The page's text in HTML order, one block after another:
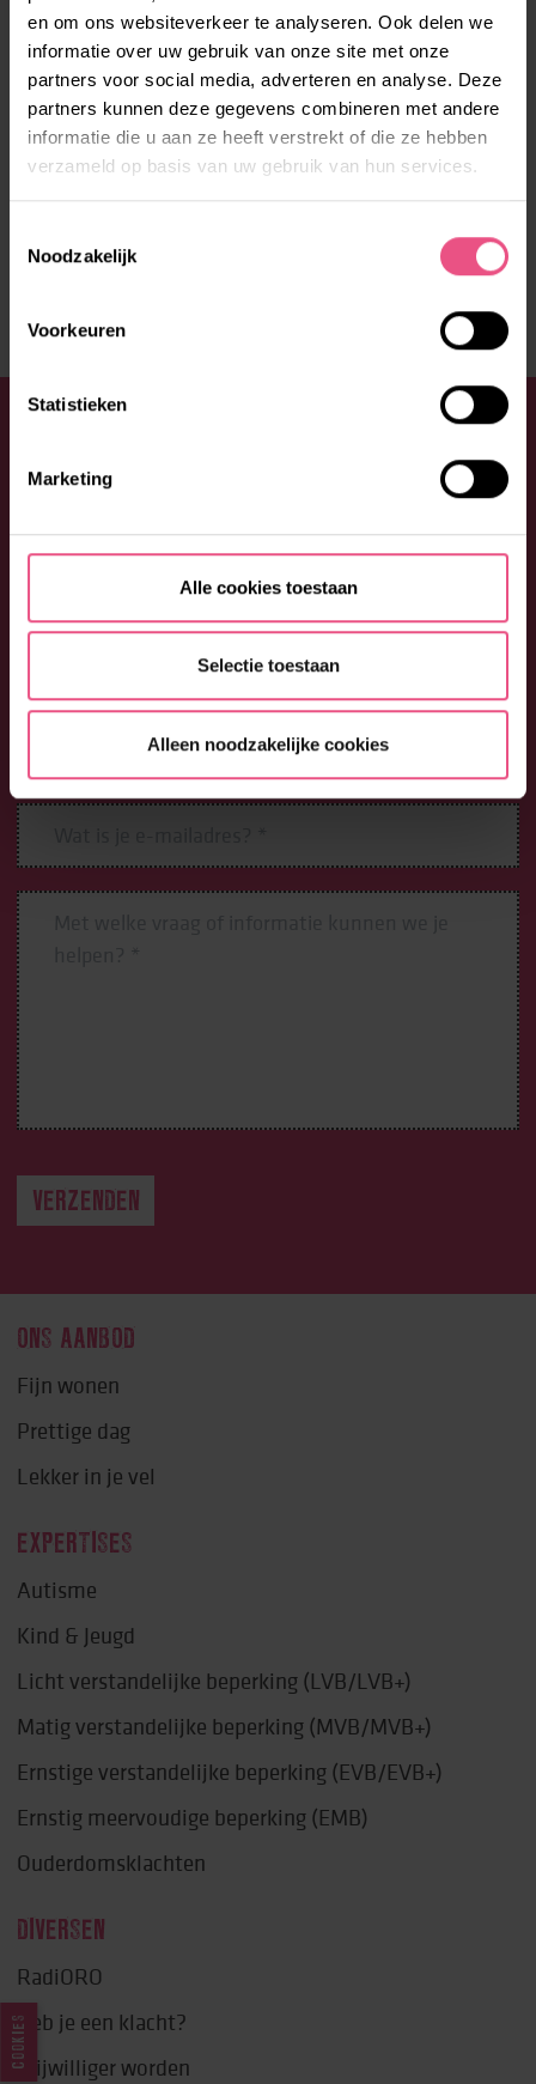
en om ons websiteverkeer te analyseren. Ook delen we
informatie over uw gebruik van onze site met onze
partners voor social media, adverteren en analyse. Deze
partners kunnen deze gegevens combineren met andere
informatie die u aan ze heeft verstrekt of die ze hebben
verzameld op basis van uw gebruik van hun services.
Noodzakelijk
Voorkeuren
Statistieken
Marketing
Alle cookies toestaan
Selectie toestaan
Alleen noodzakelijke cookies
WIL JE JE AANMELDEN OF HEB JE
0026300 (optie 1) of vul onderstaand formulier in. We
begeleiden je graag bij jouw vragen en wensen.
ONS AANBOD
Fijn wonen
Prettige dag
Lekker in je vel
EXPERTISES
Autisme
Kind & Jeugd
Licht verstandelijke beperking (LVB/LVB+)
Matig verstandelijke beperking (MVB/MVB+)
Ernstige verstandelijke beperking (EVB/EVB+)
Ernstig meervoudige beperking (EMB)
Ouderdomsklachten
DIVERSEN
RadiORO
Heb je een klacht?
Vrijwilliger worden
COOKIES